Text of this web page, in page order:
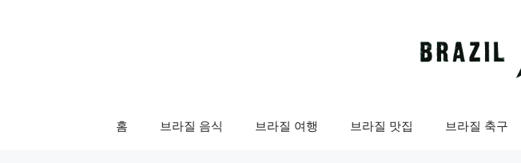
홈 브라질 음식 브라질 여행 브라질 맛집 브라질 축구